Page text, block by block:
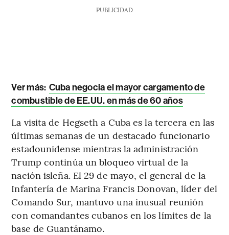
PUBLICIDAD
Ver más: Cuba negocia el mayor cargamento de
combustible de EE.UU. en más de 60 años
La visita de Hegseth a Cuba es la tercera en las
últimas semanas de un destacado funcionario
estadounidense mientras la administración
Trump continúa un bloqueo virtual de la
nación isleña. El 29 de mayo, el general de la
Infantería de Marina Francis Donovan, líder del
Comando Sur, mantuvo una inusual reunión
con comandantes cubanos en los límites de la
base de Guantánamo.